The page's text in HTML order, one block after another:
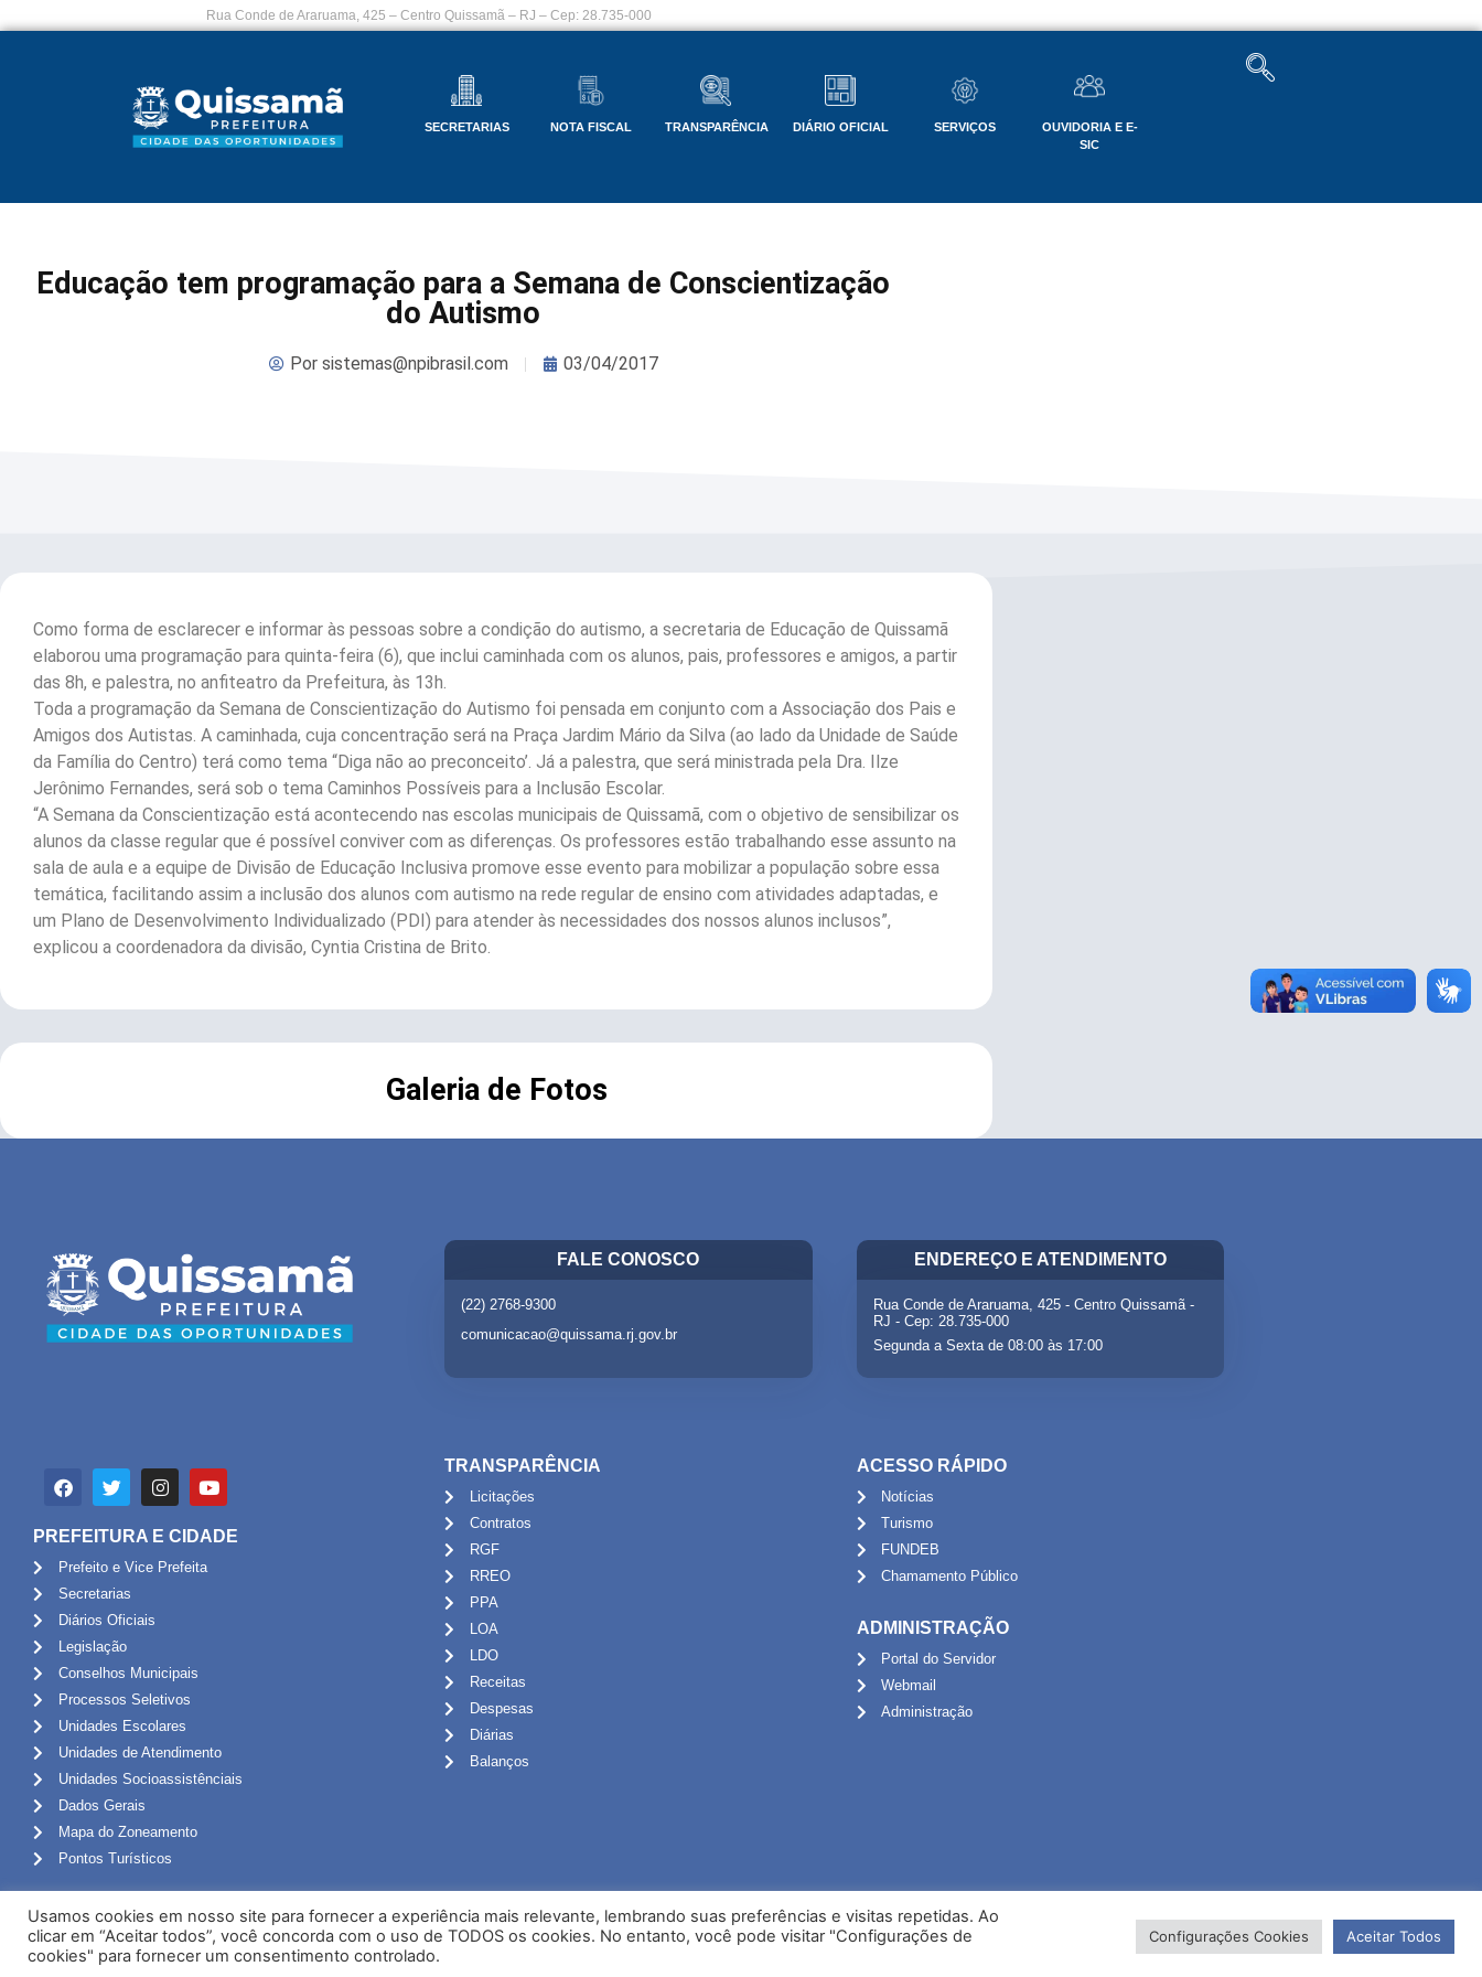
Rua Conde de Araruama, 425 – Centro Quissamã – RJ – Cep: 28.735-000
SECRETARIAS NOTA FISCAL TRANSPARÊNCIA DIÁRIO OFICIAL SERVIÇOS
OUVIDORIA E E-
SIC
Educação tem programação para a Semana de Conscientização
do Autismo
Porsistemas@npibrasil.com 03/04/2017
Como forma de esclarecer e informar às pessoas sobre a condição do autismo, a secretaria de Educação de Quissamã
elaborou uma programação para quinta-feira (6), que inclui caminhada com os alunos, pais, professores e amigos, a partir
das 8h, e palestra, no anfiteatro da Prefeitura, às 13h.
Toda a programação da Semana de Conscientização do Autismo foi pensada em conjunto com a Associação dos Pais e
Amigos dos Autistas. A caminhada, cuja concentração será na Praça Jardim Mário da Silva (ao lado da Unidade de Saúde
da Família do Centro) terá como tema “Diga não ao preconceito’. Já a palestra, que será ministrada pela Dra. Ilze
Jerônimo Fernandes, será sob o tema Caminhos Possíveis para a Inclusão Escolar.
“A Semana da Conscientização está acontecendo nas escolas municipais de Quissamã, com o objetivo de sensibilizar os
alunos da classe regular que é possível conviver com as diferenças. Os professores estão trabalhando esse assunto na
sala de aula e a equipe de Divisão de Educação Inclusiva promove esse evento para mobilizar a população sobre essa
temática, facilitando assim a inclusão dos alunos com autismo na rede regular de ensino com atividades adaptadas, e
um Plano de Desenvolvimento Individualizado (PDI) para atender às necessidades dos nossos alunos inclusos”,
explicou a coordenadora da divisão, Cyntia Cristina de Brito.
Galeria de Fotos
FALE CONOSCO
(22) 2768-9300
comunicacao@quissama.rj.gov.br
ENDEREÇO E ATENDIMENTO
Rua Conde de Araruama, 425 - Centro Quissamã -
RJ - Cep: 28.735-000
Segunda a Sexta de 08:00 às 17:00
PREFEITURA E CIDADE
Prefeito e Vice Prefeita
Secretarias
Diários Oficiais
Legislação
Conselhos Municipais
Processos Seletivos
Unidades Escolares
Unidades de Atendimento
Unidades Socioassistênciais
Dados Gerais
Mapa do Zoneamento
Pontos Turísticos
TRANSPARÊNCIA
Licitações
Contratos
RGF
RREO
PPA
LOA
LDO
Receitas
Despesas
Diárias
Balanços
ACESSO RÁPIDO
Notícias
Turismo
FUNDEB
Chamamento Público
ADMINISTRAÇÃO
Portal do Servidor
Webmail
Administração
Usamos cookies em nosso site para fornecer a experiência mais relevante, lembrando suas preferências e visitas repetidas. Ao
clicar em “Aceitar todos”, você concorda com o uso de TODOS os cookies. No entanto, você pode visitar "Configurações de
cookies" para fornecer um consentimento controlado.
Configurações Cookies Aceitar Todos